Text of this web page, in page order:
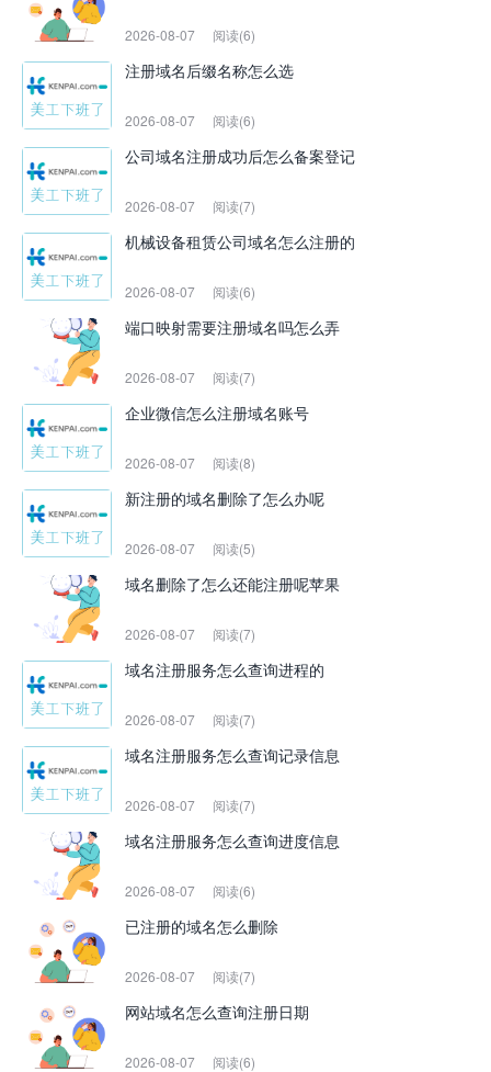
2026-08-07 阅读(6)
注册域名后缀名称怎么选
2026-08-07 阅读(6)
公司域名注册成功后怎么备案登记
2026-08-07 阅读(7)
机械设备租赁公司域名怎么注册的
2026-08-07 阅读(6)
端口映射需要注册域名吗怎么弄
2026-08-07 阅读(7)
企业微信怎么注册域名账号
2026-08-07 阅读(8)
新注册的域名删除了怎么办呢
2026-08-07 阅读(5)
域名删除了怎么还能注册呢苹果
2026-08-07 阅读(7)
域名注册服务怎么查询进程的
2026-08-07 阅读(7)
域名注册服务怎么查询记录信息
2026-08-07 阅读(7)
域名注册服务怎么查询进度信息
2026-08-07 阅读(6)
已注册的域名怎么删除
2026-08-07 阅读(7)
网站域名怎么查询注册日期
2026-08-07 阅读(6)